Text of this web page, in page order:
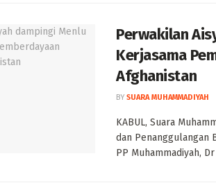
Perwakilan
Kerjasama
Afghanistan
BY SUARA MUHAMMADIYAH
KABUL, Suara
dan Penanggulangan
PP Muhammadiyah, Dr